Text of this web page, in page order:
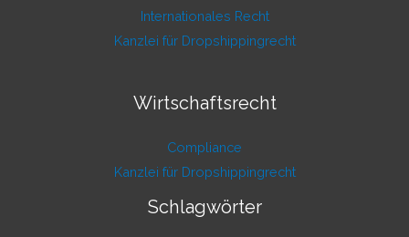
Internationales Recht
Kanzlei für Dropshippingrecht
Wirtschaftsrecht
Compliance
Kanzlei für Dropshippingrecht
Schlagwörter